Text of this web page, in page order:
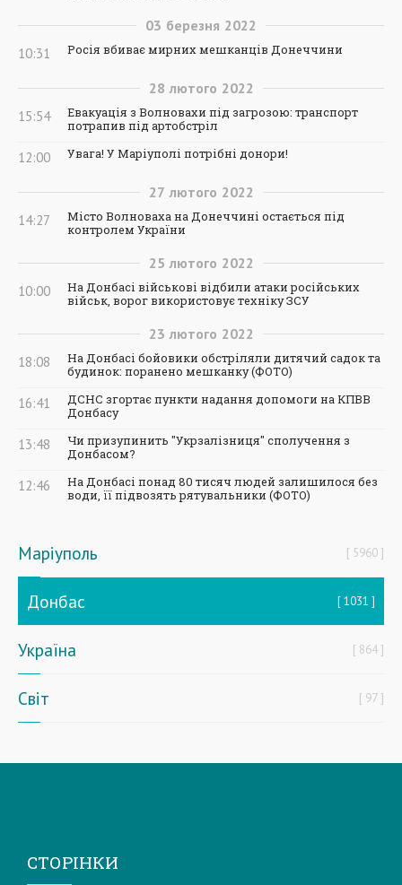
03 березня 2022
10:31 Росія вбиває мирних мешканців Донеччини
28 лютого 2022
15:54
Евакуація з Волновахи під загрозою: транспорт
потрапив під артобстріл
12:00 Увага! У Маріуполі потрібні донори!
27 лютого 2022
14:27
Місто Волноваха на Донеччині остається під
контролем України
25 лютого 2022
10:00
На Донбасі військові відбили атаки російських
військ, ворог використовує техніку ЗСУ
23 лютого 2022
18:08
На Донбасі бойовики обстріляли дитячий садок та
будинок: поранено мешканку (ФОТО)
16:41
ДСНС згортає пункти надання допомоги на КПВВ
Донбасу
13:48
Чи призупинить "Укрзалізниця" сполучення з
Донбасом?
12:46
На Донбасі понад 80 тисяч людей залишилося без
води, її підвозять рятувальники (ФОТО)
Маріуполь 5960
Донбас 1031
Україна 864
Світ 97
СТОРІНКИ